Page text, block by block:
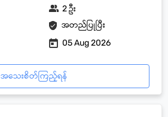
အတည်ပြုပြီး
2 ဦး
05 Aug 2026
အသေးစိတ်ကြည့်ရန်